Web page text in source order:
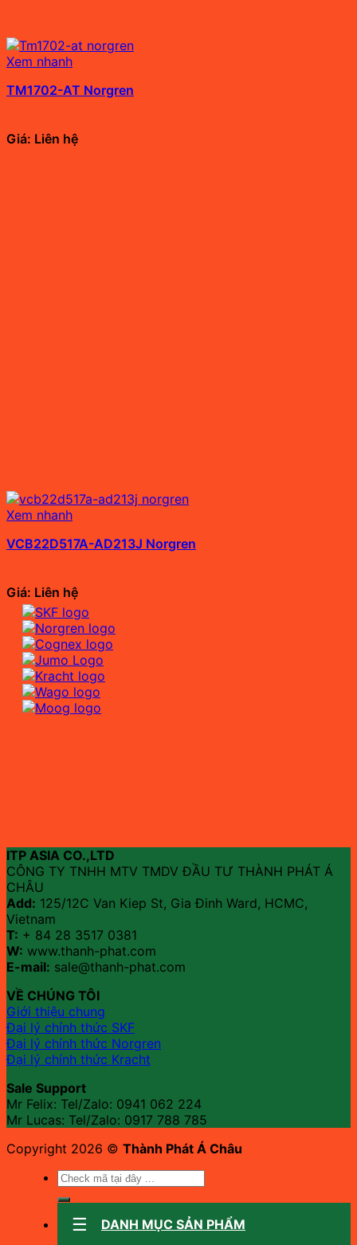
Xem nhanh
TM1702-AT Norgren
Giá: Liên hệ
Xem nhanh
VCB22D517A-AD213J Norgren
Giá: Liên hệ
ITP ASIA CO.,LTD
CÔNG TY TNHH MTV TMDV ĐẦU TƯ THÀNH PHÁT Á
CHÂU
Add: 125/12C Van Kiep St, Gia Đinh Ward, HCMC,
Vietnam
T: + 84 28 3517 0381
W: www.thanh-phat.com
E-mail: sale@thanh-phat.com
VỀ CHÚNG TÔI
Giới thiệu chung
Đại lý chính thức SKF
Đại lý chính thức Norgren
Đại lý chính thức Kracht
Sale Support
Mr Felix: Tel/Zalo: 0941 062 224
Mr Lucas: Tel/Zalo: 0917 788 785
Copyright 2026 © Thành Phát Á Châu
Tìm
DANH MỤC SẢN PHẨM